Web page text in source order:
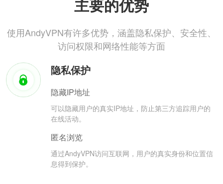
主要的优势
使用AndyVPN有许多优势，涵盖隐私保护、安全性、
访问权限和网络性能等方面
隐私保护
隐藏IP地址
可以隐藏用户的真实IP地址，防止第三方追踪用户的
在线活动。
匿名浏览
通过AndyVPN访问互联网，用户的真实身份和位置信
息得到保护。